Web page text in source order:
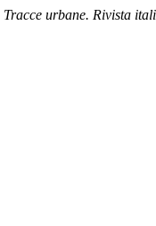
Tracce urbane. Rivista